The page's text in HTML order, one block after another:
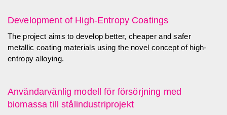
Development of High-Entropy Coatings
The project aims to develop better, cheaper and safer
metallic coating materials using the novel concept of high-
entropy alloying.
Användarvänlig modell för försörjning med
biomassa till stålindustriprojekt